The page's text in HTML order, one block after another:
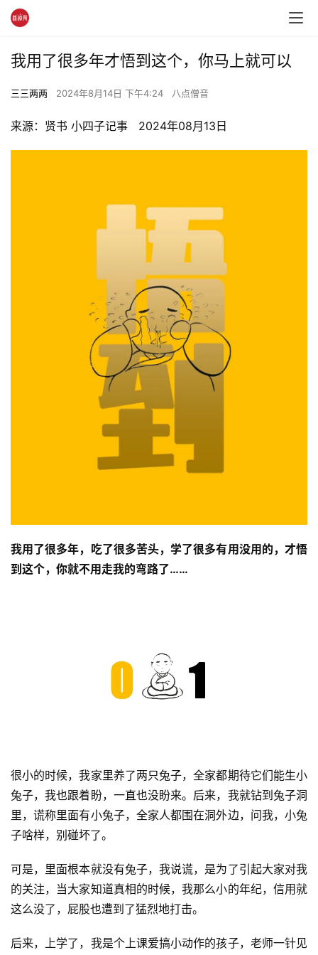
我用了很多年才悟到这个，你马上就可以
三三两两 2024年8月14日 下午4:24 八点僧音
来源：贤书 小四子记事   2024年08月13日
我用了很多年，吃了很多苦头，学了很多有用没用的，才悟
到这个，你就不用走我的弯路了……
很小的时候，我家里养了两只兔子，全家都期待它们能生小
兔子，我也跟着盼，一直也没盼来。后来，我就钻到兔子洞
里，谎称里面有小兔子，全家人都围在洞外边，问我，小兔
子啥样，别碰坏了。
可是，里面根本就没有兔子，我说谎，是为了引起大家对我
的关注，当大家知道真相的时候，我那么小的年纪，信用就
这么没了，屁股也遭到了猛烈地打击。
后来，上学了，我是个上课爱搞小动作的孩子，老师一针见